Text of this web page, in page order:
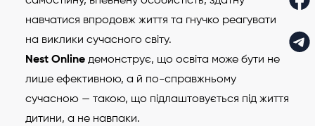
навчатися впродовж життя та гнучко реагувати
на виклики сучасного світу.
Nest Online демонструє, що освіта може бути не
лише ефективною, а й по-справжньому
сучасною — такою, що підлаштовується під життя
дитини, а не навпаки.